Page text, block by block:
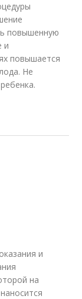
повышенную
и
повышается
Не
и
на